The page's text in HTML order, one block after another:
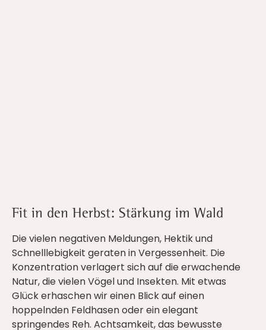
Fit in den Herbst: Stärkung im Wald
Die vielen negativen Meldungen, Hektik und
Schnelllebigkeit geraten in Vergessenheit. Die
Konzentration verlagert sich auf die erwachende
Natur, die vielen Vögel und Insekten. Mit etwas
Glück erhaschen wir einen Blick auf einen
hoppelnden Feldhasen oder ein elegant
springendes Reh. Achtsamkeit, das bewusste